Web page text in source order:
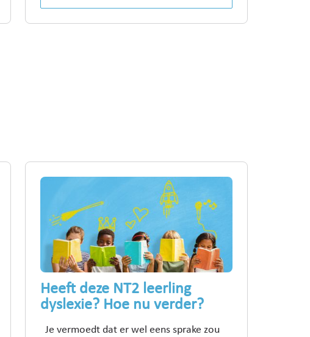
Heeft deze NT2 leerling
dyslexie? Hoe nu verder?
Je vermoedt dat er wel eens sprake zou